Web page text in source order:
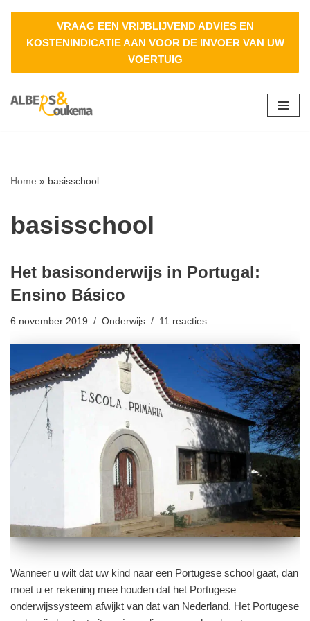
de
VRAAG EEN VRIJBLIJVEND ADVIES EN
KOSTENINDICATIE AAN VOOR DE INVOER VAN UW
VOERTUIG
Home » basisschool
basisschool
Het basisonderwijs in Portugal:
Ensino Básico
6 november 2019 Onderwijs 11 reacties
Wanneer u wilt dat uw kind naar een Portugese school gaat, dan
moet u er rekening mee houden dat het Portugese
onderwijssysteem afwijkt van dat van Nederland. Het Portugese